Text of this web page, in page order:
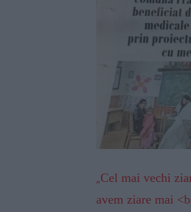
„Cel mai vechi
avem ziare mai